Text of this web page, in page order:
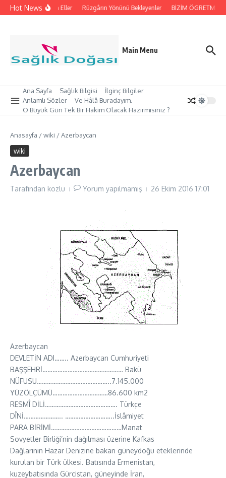
İçeriğe atla
Hot Newsİpleri Tutan Eller Rüzgârın Yönünü Bekleyenler BİZİM
Main Menu
Ana Sayfa Sağlık Bilgisi
İlginç Bilgiler
Anlamlı Sözler
Ve Hâlâ Buradayım.
O Büyük Gün Tek Bir Hakim Olacak Hazırmısınız ?
Anasayfa /wiki /Azerbaycan
wiki
Azerbaycan
Tarafından kozlu Yorum yapılmamış 26 Ekim 2016 17:01
Azerbaycan
DEVLETİN ADI…….. Azerbaycan Cumhuriyeti
BAŞŞEHRİ………………………………………… Bakü
NÜFUSU……………………………………..7.145.000
YÜZÖLÇÜMÜ……………………………86.600 km2
RESMÎ DİLİ……………………………………. Türkçe
DÎNİ………………….. ………………………..İslâmiyet
PARA BİRİMİ……………………………………Manat
Sovyetler Birliği’nin dağılması üzerine Kafkas
Dağlarının Hazar Denizine bakan güneydoğu eteklerinde
kurulan bir Türk ülkesi. Batısında Ermenistan,
kuzeybatısında Gürcistan, güneyinde İran,